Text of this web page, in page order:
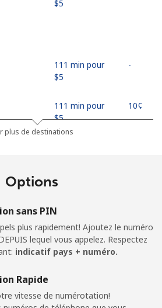
⁦$5⁩
111 min pour
⁦$5⁩
-
111 min pour
⁦$5⁩
⁦10¢⁩
63 min pour ⁦$5⁩
90 min pour ⁦$5⁩
72 min pour ⁦$5⁩ -
18 min pour ⁦$5⁩
plus de destinations
Options
sans PIN
plus rapidement! Ajoutez le numéro
lequel vous appelez. Respectez
indicatif pays + numéro.
Rapide
vitesse de numérotation!